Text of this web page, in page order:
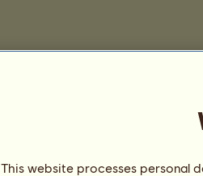
This website processes personal